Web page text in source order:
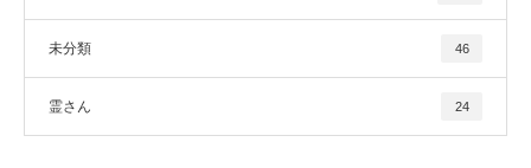
未分類 46
霊さん 24